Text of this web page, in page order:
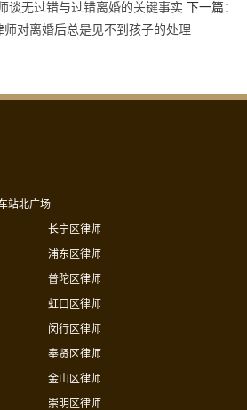
谈无过错与过错离婚的关键事实 下一篇：
师对离婚后总是见不到孩子的处理
站北广场
长宁区律师
浦东区律师
普陀区律师
虹口区律师
闵行区律师
奉贤区律师
金山区律师
崇明区律师